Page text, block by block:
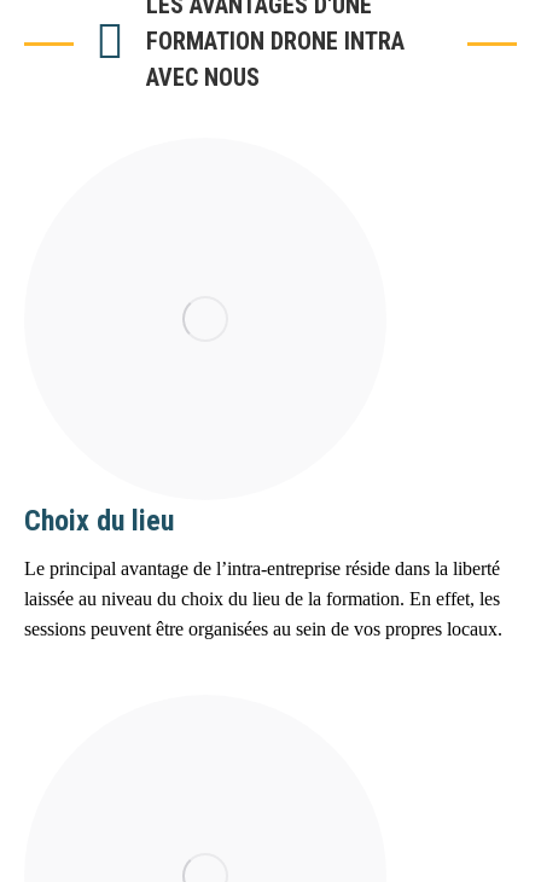
FORMATION DRONE INTRA
AVEC NOUS
Choix du lieu
Le principal avantage de l’intra-entreprise réside dans la liberté
laissée au niveau du choix du lieu de la formation. En effet, les
sessions peuvent être organisées au sein de vos propres locaux.